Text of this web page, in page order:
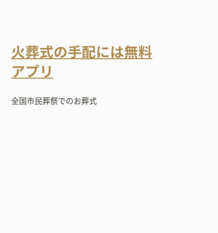
火葬式の手配には無料
アプリ
全国市民葬祭でのお葬式